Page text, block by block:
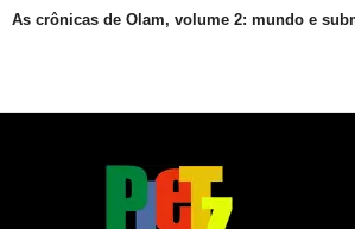
As crônicas de Olam, volume 2: mundo e